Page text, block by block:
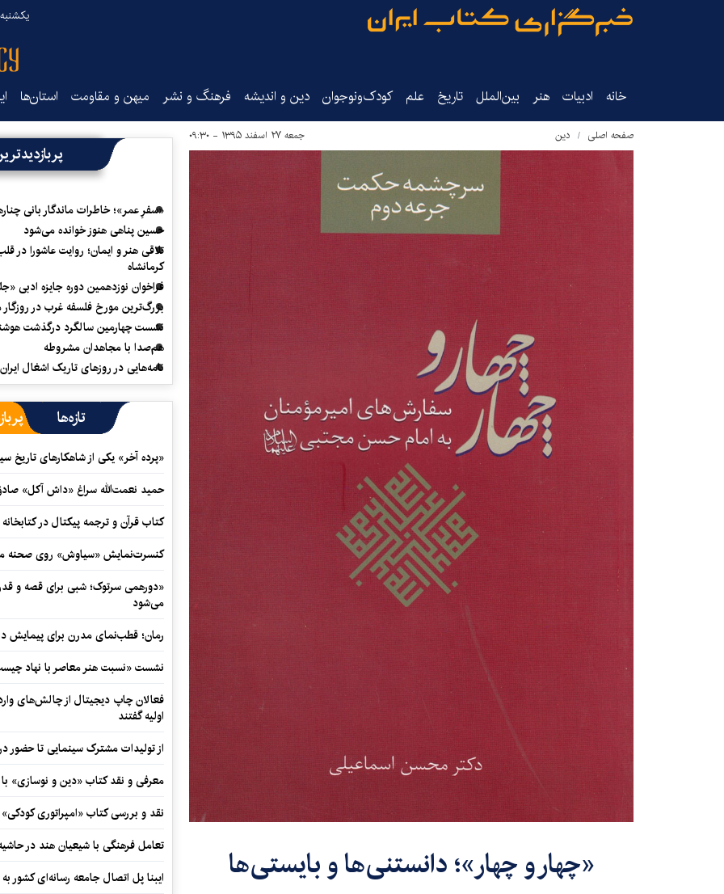
یکشنبه ۱۸ مرداد
خانه ادبیات هنر بین‌الملل تاریخ‌ علم کودک‌ونوجوان دین و اندیشه فرهنگ و نشر میهن و مقاومت استان‌ها
صفحه اصلی دین‌ جمعه ۲۷ اسفند ۱۳۹۵ - ۰۹:۳۰
«چهار و چهار»؛ دانستنی‌ها و بایستی‌ها
«سفرِ عمر»؛ خاطرات ماندگار بانی
حسین پناهی هنوز خوانده می‌شود
تلاقی هنر و ایمان؛ روایت عاشورا در
کرمانشاه
فراخوان نوزدهمین دوره جایزه ادبی
بزرگ‌ترین مورخ فلسفه غرب در روزگار
نشست چهارمین سالگرد درگذشت
هم‌صدا با مجاهدان مشروطه
نامه‌هایی در روزهای تاریک اشغال ایران
تازه‌ها
«پرده آخر» یکی از شاهکارهای تاریخ
حمید نعمت‌‏الله سراغ «داش آکل»
کتاب قرآن و ترجمه پیکتال در
کنسرت‌نمایش «سیاوش» روی صحنه
«دورهمی سرتوک؛ شبی برای قصه و
می‌شود
رمان؛ قطب‌نمای مدرن برای پیمایش
نشست «نسبت هنر معاصر با نهاد
فعالان چاپ دیجیتال از چالش‌های
اولیه گفتند
از تولیدات مشترک سینمایی تا حضور
معرفی و نقد کتاب «دین و نوسازی»
نقد و بررسی کتاب «امپراتوری کودکی»
تعامل فرهنگی با شیعیان هند در
ایبنا پل اتصال جامعه رسانه‌ای کشور